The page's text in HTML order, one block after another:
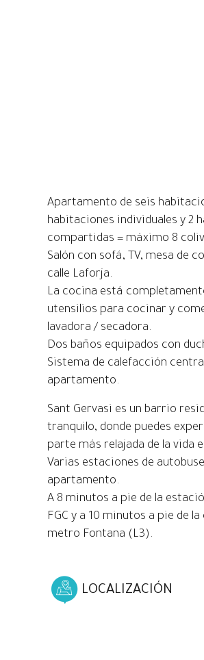
Apartamento de seis
habitaciones individuales y 2
compartidas = máximo 8
Salón con sofá, TV, mesa de
calle Laforja.
La cocina está
utensilios para cocinar y
lavadora / secadora.
Dos baños equipados con
Sistema de calefacción
apartamento.
Sant Gervasi es un barrio
tranquilo, donde puedes
parte más relajada de la vida
Varias estaciones de
apartamento.
A 8 minutos a pie de la
FGC y a 10 minutos a pie de
metro Fontana (L3).
LOCALIZACIÓN